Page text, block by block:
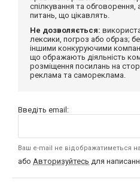
спілкування та
питань, що цікавлять.
Не дозволяється:
лексики, погроз або образ;
іншими конкуруючими
що ображають діяльність
розміщення посилань на
реклама та самореклама.
Введіть email:
Ваш e-mail не відображатиметься на
або Авторизуйтесь для